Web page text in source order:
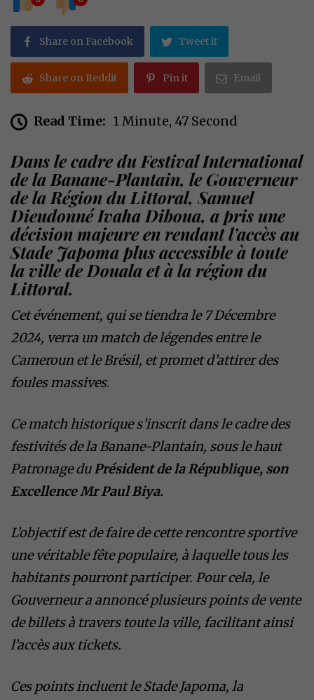
Share on Facebook Tweet it
Share on Reddit Pin it Email
Read Time: 1 Minute, 47 Second
Dans le cadre du Festival International
de la Banane-Plantain, le Gouverneur
de la Région du Littoral, Samuel
Dieudonné Ivaha Diboua, a pris une
décision majeure en rendant l’accès au
Stade Japoma plus accessible à toute
la ville de Douala et à la région du
Littoral.
Cet événement, qui se tiendra le 7 Décembre
2024, verra un match de légendes entre le
Cameroun et le Brésil, et promet d’attirer des
foules massives.
Ce match historique s’inscrit dans le cadre des
festivités de la Banane-Plantain, sous le haut
Patronage duPrésident de la République, son
Excellence Mr Paul Biya.
L’objectif est de faire de cette rencontre sportive
une véritable fête populaire, à laquelle tous les
habitants pourront participer. Pour cela, le
Gouverneur a annoncé plusieurs points de vente
de billets à travers toute la ville, facilitant ainsi
l’accès aux tickets.
Ces points incluent le Stade Japoma, la